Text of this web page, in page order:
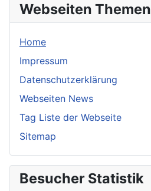
Webseiten Themen
Home
Impressum
Datenschutzerklärung
Webseiten News
Tag Liste der Webseite
Sitemap
Besucher Statistik